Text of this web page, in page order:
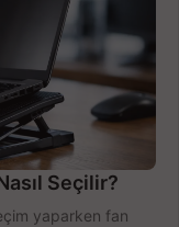
Seçilir?
yaparken fan